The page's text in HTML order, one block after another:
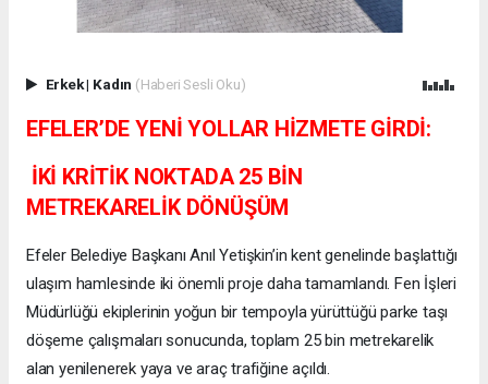
Erkek| Kadın (Haberi Sesli Oku)
EFELER’DE YENİ YOLLAR HİZMETE GİRDİ:
İKİ KRİTİK NOKTADA 25 BİN
METREKARELİK DÖNÜŞÜM
Efeler Belediye Başkanı Anıl Yetişkin’in kent genelinde başlattığı
ulaşım hamlesinde iki önemli proje daha tamamlandı. Fen İşleri
Müdürlüğü ekiplerinin yoğun bir tempoyla yürüttüğü parke taşı
döşeme çalışmaları sonucunda, toplam 25 bin metrekarelik
alan yenilenerek yaya ve araç trafiğine açıldı.